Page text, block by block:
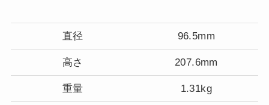
直径 96.5mm
高さ 207.6mm
重量 1.31kg